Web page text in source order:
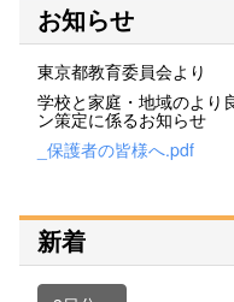
お知らせ
東京都教育委員会より
学校と家庭・地域のより
ン策定に係るお知らせ
_保護者の皆様へ.pdf
新着